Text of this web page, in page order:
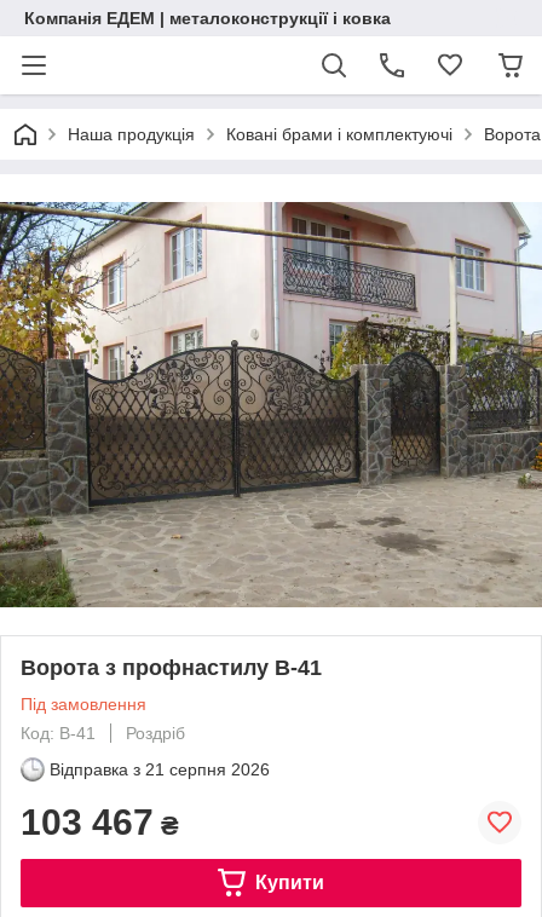
Компанія ЕДЕМ | металоконструкції і ковка
Наша продукція Ковані брами і комплектуючі
Ворота з профнастилу В-41
Під замовлення
Код: В-41
Роздріб
Відправка з 21 серпня 2026
103 467 ₴
Купити